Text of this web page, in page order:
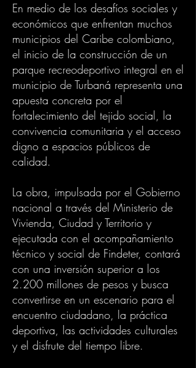
En medio de los desafíos sociales y
económicos que enfrentan muchos
municipios del Caribe colombiano,
el inicio de la construcción de un
parque recreodeportivo integral en el
municipio de Turbaná representa una
apuesta concreta por el
fortalecimiento del tejido social, la
convivencia comunitaria y el acceso
digno a espacios públicos de
calidad.
La obra, impulsada por el Gobierno
nacional a través del Ministerio de
Vivienda, Ciudad y Territorio y
ejecutada con el acompañamiento
técnico y social de Findeter, contará
con una inversión superior a los
2.200 millones de pesos y busca
convertirse en un escenario para el
encuentro ciudadano, la práctica
deportiva, las actividades culturales
y el disfrute del tiempo libre.